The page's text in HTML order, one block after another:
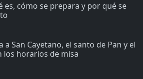
es, cómo se prepara y por qué se
a San Cayetano, el santo de Pan y el
los horarios de misa